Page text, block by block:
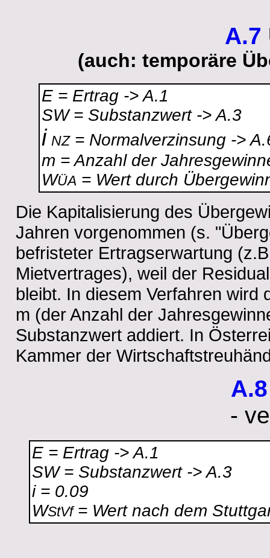
A.7
(auch: temporäre
E = Ertrag -> A.1
SW = Substanzwert -> A.3
i NZ= Normalverzinsung ->
m = Anzahl der
WÜA = Wert durch
Die Kapitalisierung des
Jahren vorgenommen (s.
befristeter Ertragserwartung
Mietvertrages), weil der
bleibt. In diesem Verfahren wird
m (der Anzahl der
Substanzwert addiert. In
Kammer der
A.8
-
E = Ertrag -> A.1
SW = Substanzwert -> A.3
i = 0.09
WStVf= Wert nach dem